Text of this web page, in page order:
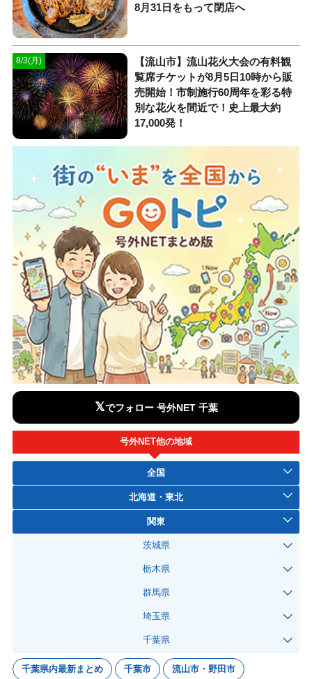
8月31日をもって閉店へ
8/3(月)
【流山市】流山花火大会の有料観
覧席チケットが8月5日10時から販
売開始！市制施行60周年を彩る特
別な花火を間近で！史上最大約
17,000発！
𝕏でフォロー 号外NET 千葉
号外NET他の地域
全国
北海道・東北
関東
茨城県
栃木県
群馬県
埼玉県
千葉県
千葉県内最新まとめ 千葉市 流山市・野田市